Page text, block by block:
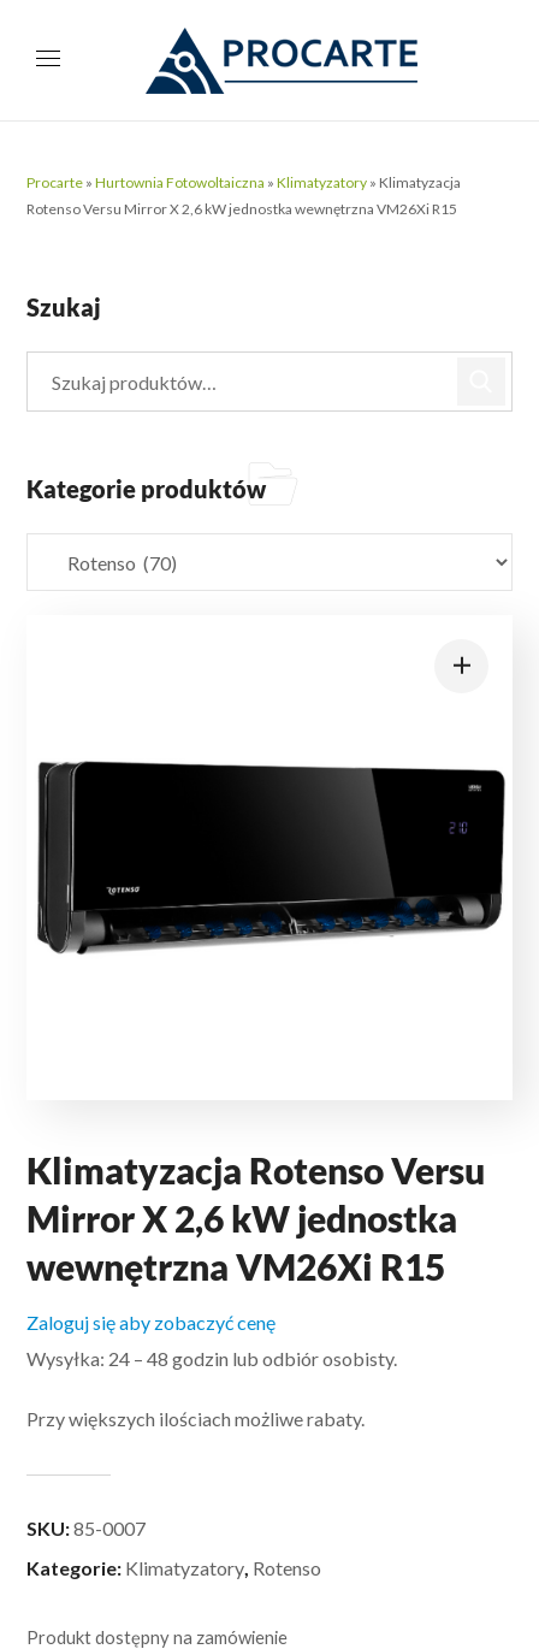
Procarte »Hurtownia Fotowoltaiczna »Klimatyzatory » Klimatyzacja
Rotenso Versu Mirror X 2,6 kW jednostka wewnętrzna VM26Xi R15
Klimatyzacja Rotenso Versu
Mirror X 2,6 kW jednostka
wewnętrzna VM26Xi R15
Zaloguj się aby zobaczyć cenę
Wysyłka: 24 – 48 godzin lub odbiór osobisty.
Przy większych ilościach możliwe rabaty.
SKU:85-0007
Kategorie: Klimatyzatory Rotenso
Produkt dostępny na zamówienie
Szukaj
Kategorie produktów